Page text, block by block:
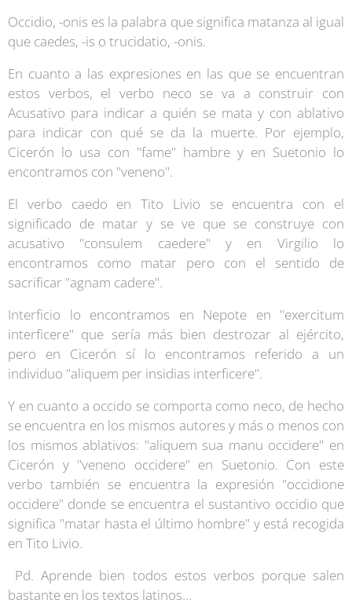
Occidio, -onis es la palabra que significa matanza al igual
que caedes, -is o trucidatio, -onis.
En cuanto a las expresiones en las que se encuentran
estos verbos, el verbo neco se va a construir con
Acusativo para indicar a quién se mata y con ablativo
para indicar con qué se da la muerte. Por ejemplo,
Cicerón lo usa con "fame" hambre y en Suetonio lo
encontramos con "veneno".
El verbo caedo en Tito Livio se encuentra con el
significado de matar y se ve que se construye con
acusativo "consulem caedere" y en Virgilio lo
encontramos como matar pero con el sentido de
sacrificar "agnam cadere".
Interficio lo encontramos en Nepote en "exercitum
interficere" que sería más bien destrozar al ejército,
pero en Cicerón sí lo encontramos referido a un
individuo "aliquem per insidias interficere".
Y en cuanto a occido se comporta como neco, de hecho
se encuentra en los mismos autores y más o menos con
los mismos ablativos: "aliquem sua manu occidere" en
Cicerón y "veneno occidere" en Suetonio. Con este
verbo también se encuentra la expresión "occidione
occidere" donde se encuentra el sustantivo occidio que
significa "matar hasta el último hombre" y está recogida
en Tito Livio.
Pd. Aprende bien todos estos verbos porque salen
bastante en los textos latinos...